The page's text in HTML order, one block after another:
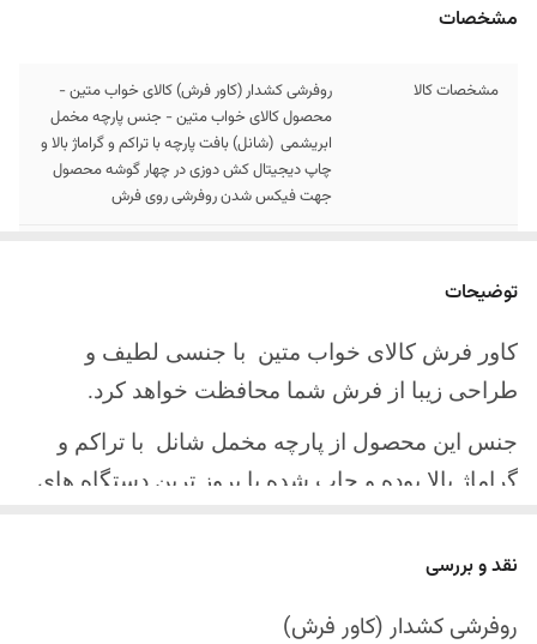
مشخصات
مشخصات کالا
روفرشی کشدار (کاور فرش) کالای خواب متین -
محصول کالای خواب متین - جنس پارچه مخمل
ابریشمی (شانل) بافت پارچه با تراکم و گراماژ بالا و
چاپ دیجیتال کش دوزی در چهار گوشه محصول
جهت فیکس شدن روفرشی روی فرش
ارسال کالا
آینده
توضیحات
کاور فرش کالای خواب متین با جنسی لطیف و
طراحی زیبا از فرش شما محافظت خواهد کرد.
جنس این محصول از پارچه مخمل شانل با تراکم و
گراماژ بالا بوده و چاپ شده با بروز ترین دستگاه های
چهار گوشه این محصول با کش باکیفیت دوخته‌شده
نقد و بررسی
روفرشی کشدار (کاور فرش)